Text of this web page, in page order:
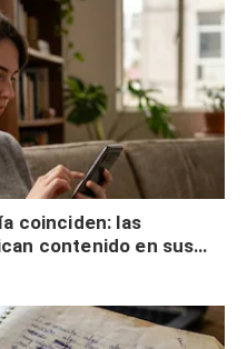
coinciden: las
contenido en sus
buscar validación